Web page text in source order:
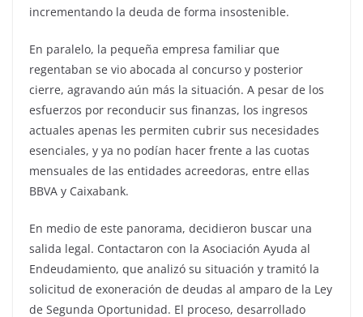
incrementando la deuda de forma insostenible.
En paralelo, la pequeña empresa familiar que
regentaban se vio abocada al concurso y posterior
cierre, agravando aún más la situación. A pesar de los
esfuerzos por reconducir sus finanzas, los ingresos
actuales apenas les permiten cubrir sus necesidades
esenciales, y ya no podían hacer frente a las cuotas
mensuales de las entidades acreedoras, entre ellas
BBVA y Caixabank.
En medio de este panorama, decidieron buscar una
salida legal. Contactaron con la Asociación Ayuda al
Endeudamiento, que analizó su situación y tramitó la
solicitud de exoneración de deudas al amparo de la Ley
de Segunda Oportunidad. El proceso, desarrollado